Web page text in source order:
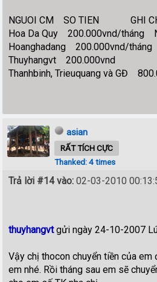
NGUOI CM SO TIEN GHI
Hoa Da Quy 200.000vnd/tháng
Hoanghadang 200.000vnd/
Thuyhangvt 200.000vnd
Thanhbinh, Trieuquang và GĐ
asian
RẤT TÍCH CỰC
Thanked: 4 times
Trả lời #14 vào: 02-03-2010
thuyhangvtgửi ngày 24-10-2007
Vậy chị thocon chuyển tiền của
em nhé. Rồi tháng sau em sẽ